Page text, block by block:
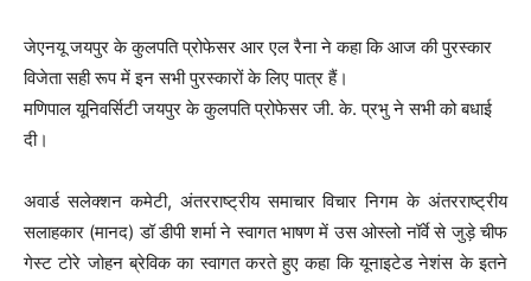
जेएनयू जयपुर के कुलपति प्रोफेसर आर एल रैना ने कहा कि आज की पुरस्कार
विजेता सही रूप में इन सभी पुरस्कारों के लिए पात्र हैं।
मणिपाल यूनिवर्सिटी जयपुर के कुलपति प्रोफेसर जी. के. प्रभु ने सभी को बधाई
दी।
अवार्ड सलेक्शन कमेटी, अंतरराष्ट्रीय समाचार विचार निगम के अंतरराष्ट्रीय
सलाहकार (मानद) डॉ डीपी शर्मा ने स्वागत भाषण में उस ओस्लो नॉर्वे से जुड़े चीफ
गेस्ट टोरे जोहन ब्रेविक का स्वागत करते हुए कहा कि यूनाइटेड नेशंस के इतने